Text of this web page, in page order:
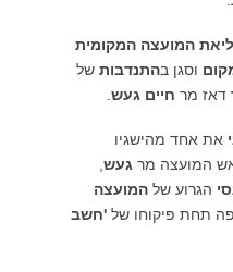
המועצה המקומית
וסגן בהתנדבות של
דאז מר חיים געש.
את אחד מהישגיו
המועצה מר געש
הגרוע שלהמועצה
תחת פיקוחו של'חשב